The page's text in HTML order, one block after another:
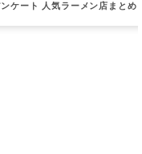
ンケート 人気ラーメン店まとめ